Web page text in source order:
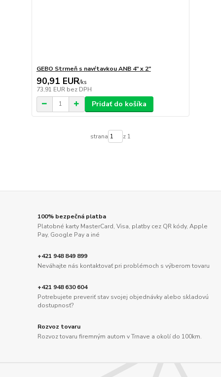
GEBO Strmeň s navŕtavkou ANB 4" x 2"
90,91 EUR/ks
73,91 EUR bez DPH
Pridať do košíka
strana z 1
100% bezpečná platba
Platobné karty MasterCard, Visa, platby cez QR kódy, Apple
Pay, Google Pay a iné
+421 948 849 899
Neváhajte nás kontaktovať pri problémoch s výberom tovaru
+421 948 630 604
Potrebujete preveriť stav svojej objednávky alebo skladovú
dostupnosť?
Rozvoz tovaru
Rozvoz tovaru firemným autom v Trnave a okolí do 100km.